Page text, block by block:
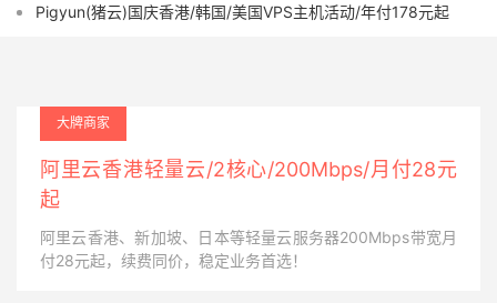
Pigyun(猪云)国庆香港/韩国/美国VPS主机活动/年付178元起
大牌商家
阿里云香港轻量云/2核心/200Mbps/月付28元
起
阿里云香港、新加坡、日本等轻量云服务器200Mbps带宽月
付28元起，续费同价，稳定业务首选！